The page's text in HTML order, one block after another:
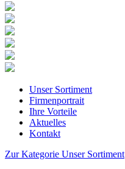
Unser Sortiment
Firmenportrait
Ihre Vorteile
Aktuelles
Kontakt
Zur Kategorie Unser Sortiment